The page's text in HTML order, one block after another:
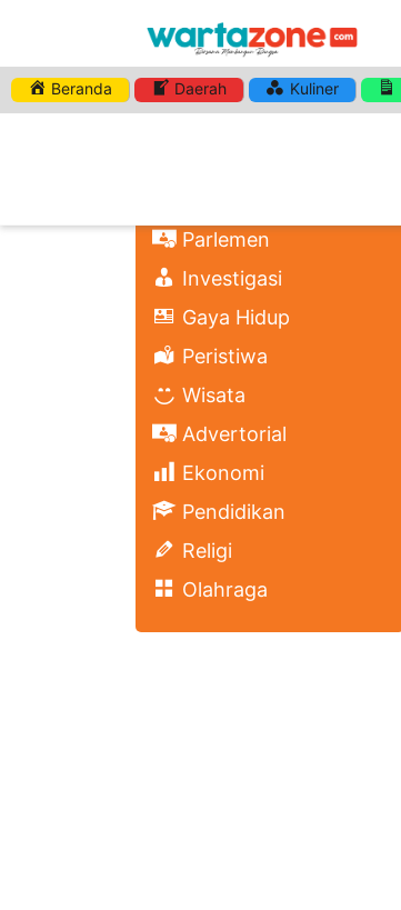
Beranda Daerah Kuliner
Parlemen
Investigasi
Gaya Hidup
Peristiwa
Wisata
Advertorial
Ekonomi
Pendidikan
Religi
Olahraga